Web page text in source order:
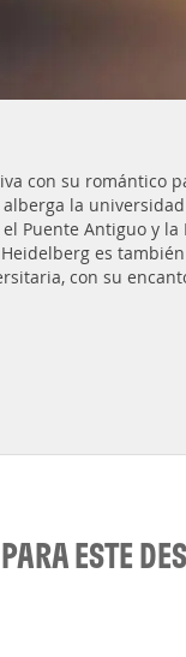
con su romántico
la
Puente Antiguo y
es
con su
ESTE